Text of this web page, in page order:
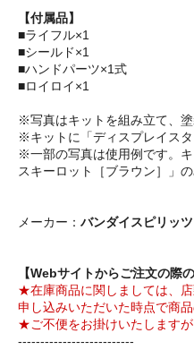
【付属品】
■ライフル×1
■シールド×1
■ハンドパーツ×1式
■ロイロイ×1
※写真はキットを組み立て、塗
※キットに「ディスプレイスタ
※一部の写真は使用例です。
スキーロット［ブラウン］」の
メーカー： バンダイスピリッ
【Webサイトからご注文の際
★在庫商品に関しましては、
申し込みいただいた時点で商
★ご不便をお掛けいたしますが
--------------------------